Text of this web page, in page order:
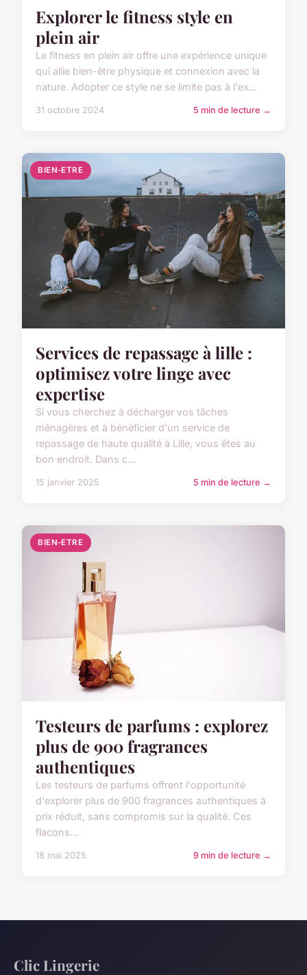
Explorer le fitness style en
plein air
Le fitness en plein air offre une expérience unique
qui allie bien-être physique et connexion avec la
nature. Adopter ce style ne se limite pas à l'ex...
31 octobre 2024 5 min de lecture →
BIEN-ETRE
Services de repassage à lille :
optimisez votre linge avec
expertise
Si vous cherchez à décharger vos tâches
ménagères et à bénéficier d'un service de
repassage de haute qualité à Lille, vous êtes au
bon endroit. Dans c...
15 janvier 2025 5 min de lecture →
BIEN-ETRE
Testeurs de parfums : explorez
plus de 900 fragrances
authentiques
Les testeurs de parfums offrent l'opportunité
d'explorer plus de 900 fragrances authentiques à
prix réduit, sans compromis sur la qualité. Ces
flacons...
18 mai 2025 9 min de lecture →
Clic Lingerie